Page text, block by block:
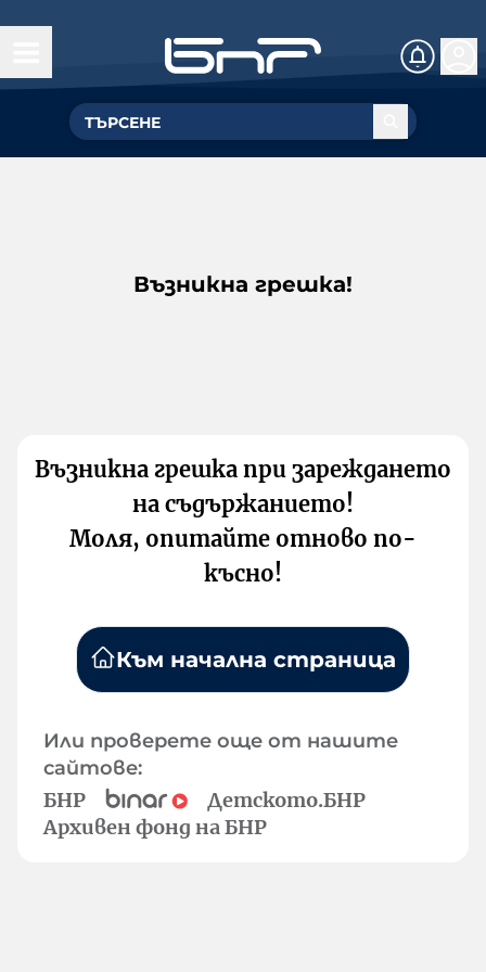
Възникна грешка!
Възникна грешка при зареждането
на съдържанието!
Моля, опитайте отново по-
късно!
Към начална страница
Или проверете още от нашите
сайтове:
БНР
Детското.БНР
Архивен фонд на БНР